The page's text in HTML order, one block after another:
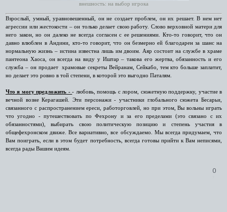
внешность: на выбор игрока
Взрослый, умный, уравновешенный, он не создает проблем, он их решает. В нем нет
агрессии или жестокости – он только делает свою работу. Слово верховной матери для
него закон, но он далеко не всегда согласен с ее решениями. Кто-то говорит, что он
давно влюблен в Андини, кто-то говорит, что он безмерно ей благодарен за шанс на
нормальную жизнь – истина известна лишь им двоим. Аяр состоит на службе в храме
пантеона Хаоса, он всегда на виду у Иштар – такова его жертва, обязанность и его
служба – он продает храмовые секреты Вейранам, Сейкабо, тем кто больше заплатит,
но делает это ровно в той степени, в которой это выгодно Паталям.
Что я могу предложить -- любовь, помощь с лором, сюжетную поддержку, участие в
вечной возне Керагашей. Эти персонажи - участники глобального сюжета Бесарьи,
связанного с распространением ереси, работорговлей, но при этом, Вы вольны играть
что угодно - путешествовать по Фехрону и за его пределами (это связано с их
обязанностями), выбирать свою политическую позицию и степень участия в
общефехронском движе. Все вариативно, все обсуждаемо. Мы всегда придумаем, что
Вам поиграть, если в этом будет потребность, всегда готовы прийти к Вам неписями,
всегда рады Вашим идеям.
0